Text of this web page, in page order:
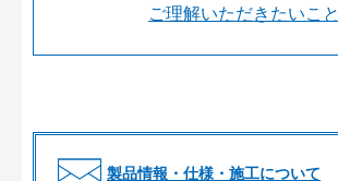
ご理解いただきたいこと
製品情報・仕様・施工について